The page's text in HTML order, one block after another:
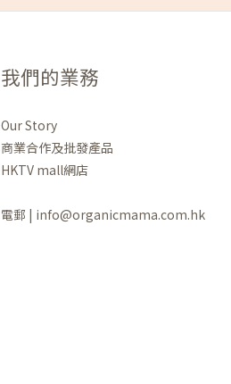
我們的業務
Our Story
商業合作及批發產品
HKTV mall網店
電郵 | info@organicmama.com.hk